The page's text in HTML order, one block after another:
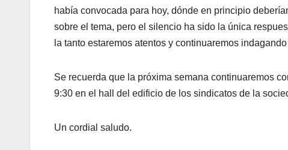
había convocada para hoy, dónde en principio
sobre el tema, pero el silencio ha sido la única
la tanto estaremos atentos y continuaremos
Se recuerda que la próxima semana continuaremos
9:30 en el hall del edificio de los sindicatos de la
Un cordial saludo.